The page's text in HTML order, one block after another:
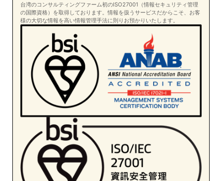
台湾のコンサルティングファーム初のISO27001（情報セキュリティ管理
の国際資格）を取得しております。情報を扱うサービスだからこそ、お客
様の大切な情報を高い情報管理手法に則りお預かりいたします。